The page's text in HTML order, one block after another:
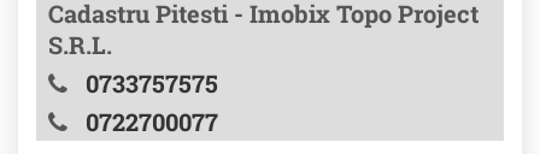
Cadastru Pitesti - Imobix Topo Project
S.R.L.
0733757575
0722700077